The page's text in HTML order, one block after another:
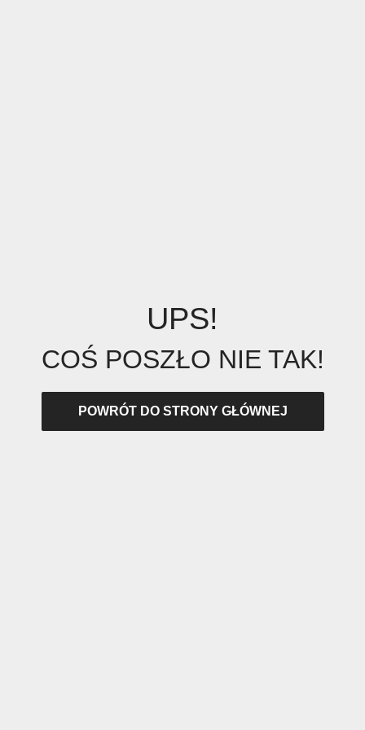
UPS!
COŚ POSZŁO NIE TAK!
POWRÓT DO STRONY GŁÓWNEJ